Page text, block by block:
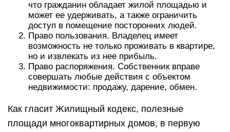
что гражданин обладает жилой площадью и
может ее удерживать, а также ограничить
доступ в помещение посторонних людей.
Право пользования. Владелец имеет
возможность не только проживать в квартире,
но и извлекать из нее прибыль.
Право распоряжения. Собственник вправе
совершать любые действия с объектом
недвижимости: продажу, дарение, обмен.
Как гласит Жилищный кодекс, полезные
площади многоквартирных домов, в первую